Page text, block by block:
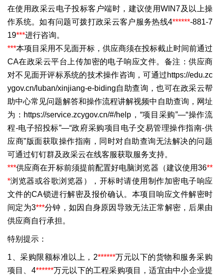
在使用政采云电子投标客户端时，建议使用WIN7及以上操
作系统。如有问题可拨打政采云客户服务热线4******-881-7
19***进行咨询。
***本项目采用不见面开标，供应商须在投标截止时间前通过
CA在政采云平台上传加密的电子响应文件。备注：供应商
对不见面开评标系统的技术操作咨询，可通过https://edu.zc
ygov.cn/luban/xinjiang-e-biding自助查询，也可在政采云帮
助中心常见问题解答和操作流程讲解视频中自助查询，网址
为：https://service.zcygov.cn/#/help，“项目采购”—“操作流
程-电子招投标”—“政府采购项目电子交易管理操作指南-供
应商”版面获取操作指南，同时对自助查询无法解决的问题
可通过钉钉群及政采云在线客服获取服务支持。
***供应商在开标前须提前配置好电脑浏览器（建议使用36**
*浏览器或谷歌浏览器），开标时请使用制作加密电子响应
文件的CA锁进行解密及报价确认。本项目响应文件解密时
间定为3***分钟，如因自身原因导致无法正常解密，后果由
供应商自行承担。
特别提示：
1、采购限额标准以上，2******万元以下的货物和服务采购
项目、4******万元以下的工程采购项目，适宜由中小企业提